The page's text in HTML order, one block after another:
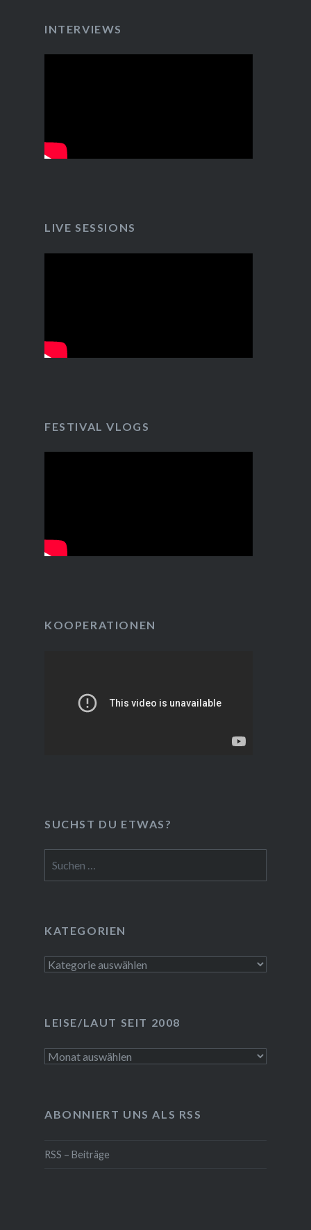
INTERVIEWS
LIVE SESSIONS
FESTIVAL VLOGS
KOOPERATIONEN
SUCHST DU ETWAS?
nach:
KATEGORIEN
Kategorien
LEISE/LAUT SEIT 2008
LEISE/laut
ABONNIERT UNS ALS RSS
RSS – Beiträge